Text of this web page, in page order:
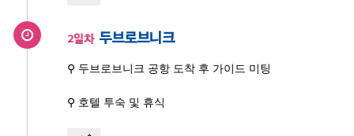
2일차 두브로브니크
⚲ 두브로브니크 공항 도착 후 가이드 미팅
⚲ 호텔 투숙 및 휴식